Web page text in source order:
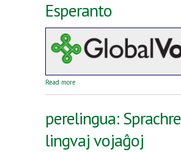
Esperanto
Read more
perelingua:
lingvaj vojaĝoj